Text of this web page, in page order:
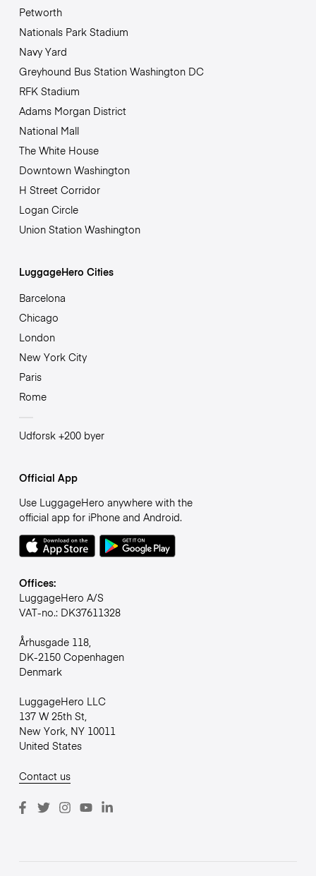
Petworth
Nationals Park Stadium
Navy Yard
Greyhound Bus Station Washington DC
RFK Stadium
Adams Morgan District
National Mall
The White House
Downtown Washington
H Street Corridor
Logan Circle
Union Station Washington
LuggageHero Cities
Barcelona
Chicago
London
New York City
Paris
Rome
Udforsk +200 byer
Official App
Use LuggageHero anywhere with the
official app for iPhone and Android.
Offices:
LuggageHero A/S
VAT-no.: DK37611328
Århusgade 118,
DK-2150 Copenhagen
Denmark
LuggageHero LLC
137 W 25th St,
New York, NY 10011
United States
Contact us